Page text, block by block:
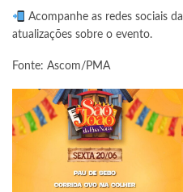
Acompanhe as redes sociais
atualizações sobre o evento.
Fonte: Ascom/PMA